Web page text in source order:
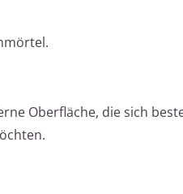
Oberfläche, die sich